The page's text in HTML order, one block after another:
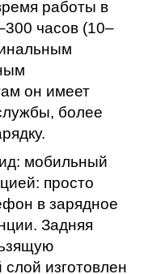
работы в
часов (10–
он имеет
более
мобильный
просто
в зарядное
Задняя
изготовлен